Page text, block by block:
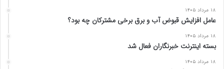
۱۸ مرداد ۱۴۰۵
عامل افزایش قبوض آب و برق برخی مشترکان چه بود؟
۱۸ مرداد ۱۴۰۵
بسته اینترنت خبرنگاران فعال شد
۱۸ مرداد ۱۴۰۵